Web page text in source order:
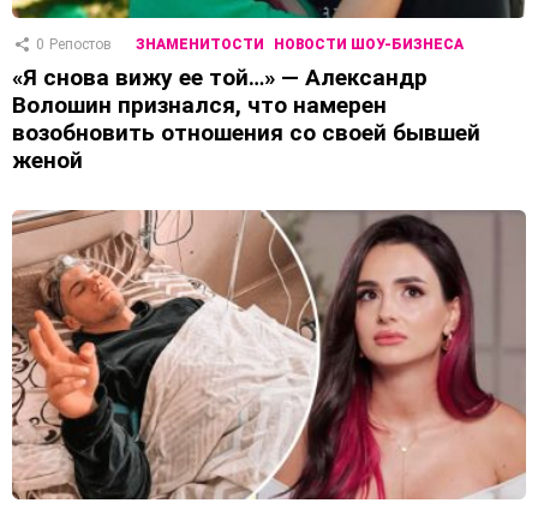
0 Репостов ЗНАМЕНИТОСТИ НОВОСТИ ШОУ-БИЗНЕСА
«Я снова вижу ее той…» — Александр
Волошин признался, что намерен
возобновить отношения со своей бывшей
женой